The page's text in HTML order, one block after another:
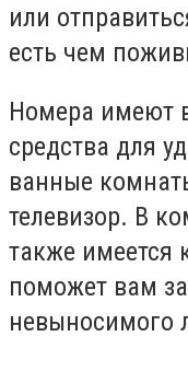
или
есть чем
Номера имеют
средства для
ванные
телевизор. В
также имеется
поможет вам
невыносимого